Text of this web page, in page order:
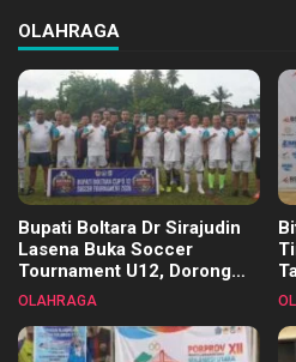
OLAHRAGA
Bupati Boltara Dr Sirajudin
Lasena Buka Soccer
Tournament U12, Dorong
Pembinaan Merata di Setiap
OLAHRAGA